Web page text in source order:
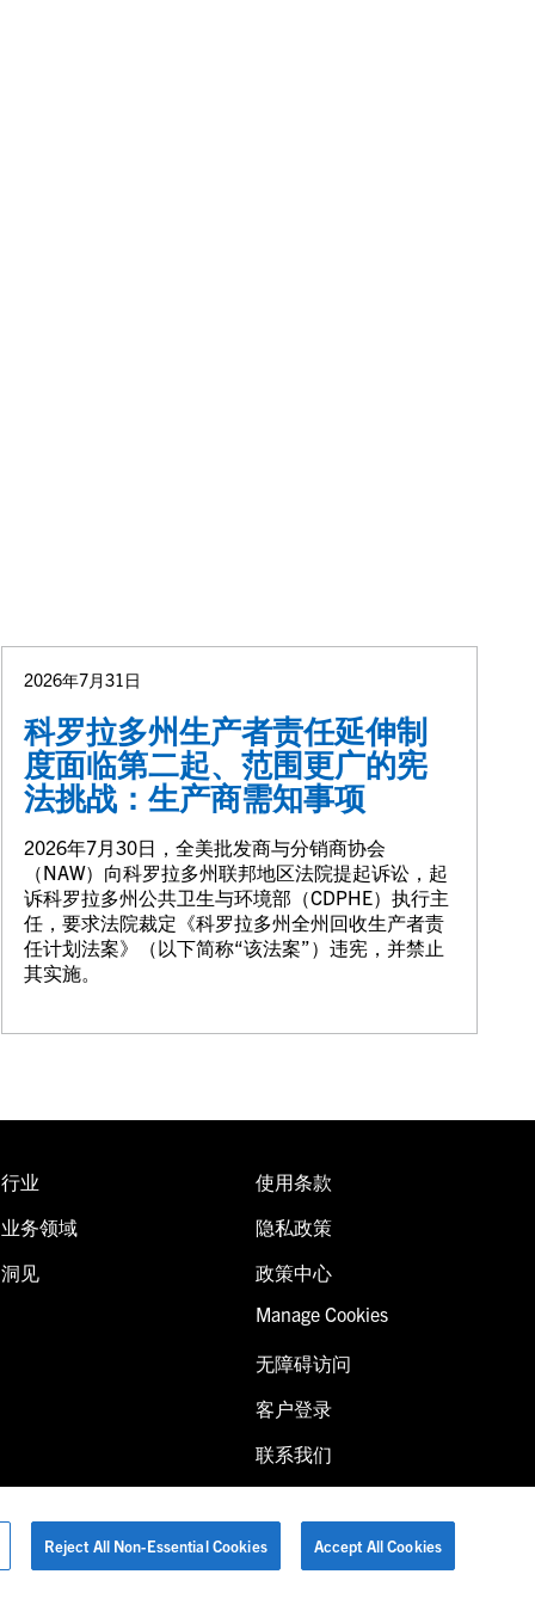
2026年7月31日
科罗拉多州生产者责任延伸制
度面临第二起、范围更广的宪
法挑战：生产商需知事项
2026年7月30日，全美批发商与分销商协会
（NAW）向科罗拉多州联邦地区法院提起诉讼，起
诉科罗拉多州公共卫生与环境部（CDPHE）执行主
任，要求法院裁定《科罗拉多州全州回收生产者责
任计划法案》（以下简称“该法案”）违宪，并禁止
其实施。
行业
业务领域
洞见
使用条款
隐私政策
政策中心
Manage Cookies
无障碍访问
客户登录
联系我们
Reject All Non-Essential Cookies Accept All Cookies